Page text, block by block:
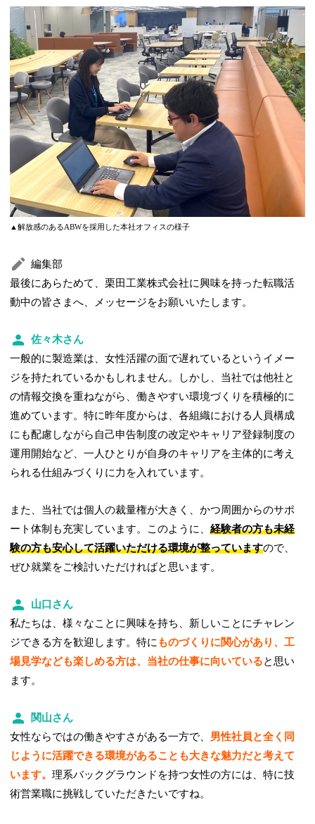
▲解放感のあるABWを採用した本社オフィスの様子
編集部
最後にあらためて、栗田工業株式会社に興味を持った転職活
動中の皆さまへ、メッセージをお願いいたします。
佐々木さん
一般的に製造業は、女性活躍の面で遅れているというイメー
ジを持たれているかもしれません。しかし、当社では他社と
の情報交換を重ねながら、働きやすい環境づくりを積極的に
進めています。特に昨年度からは、各組織における人員構成
にも配慮しながら自己申告制度の改定やキャリア登録制度の
運用開始など、一人ひとりが自身のキャリアを主体的に考え
られる仕組みづくりに力を入れています。
また、当社では個人の裁量権が大きく、かつ周囲からのサポ
ート体制も充実しています。このように、経験者の方も未経
験の方も安心して活躍いただける環境が整っていますので、
ぜひ就業をご検討いただければと思います。
山口さん
私たちは、様々なことに興味を持ち、新しいことにチャレン
ジできる方を歓迎します。特に ものづくりに関心があり、工
場見学なども楽しめる方は、当社の仕事に向いていると思い
ます。
関山さん
女性ならではの働きやすさがある一方で、 男性社員と全く同
じように活躍できる環境があることも大きな魅力だと考えて
います。理系バックグラウンドを持つ女性の方には、特に技
術営業職に挑戦していただきたいですね。